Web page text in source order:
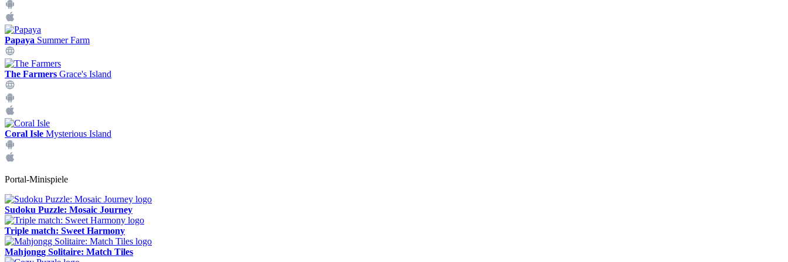
Papaya Summer Farm
The Farmers Grace's Island
Coral Isle Mysterious Island
Portal-Minispiele
Sudoku Puzzle: Mosaic Journey
Triple match: Sweet Harmony
Mahjongg Solitaire: Match Tiles